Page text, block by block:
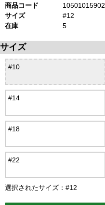
商品コード
10501015902
サイズ
#12
在庫
5
サイズ
#10
#14
#18
#22
選択されたサイズ：#12